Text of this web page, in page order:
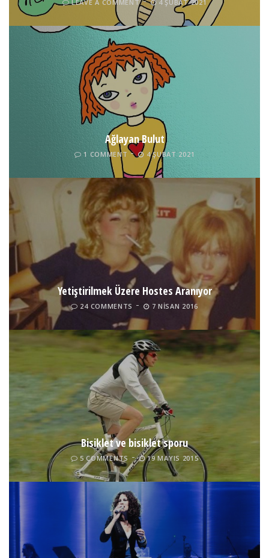
LEAVE A COMMENT 4 ŞUBAT 2021
Ağlayan Bulut
1 COMMENT 4 ŞUBAT 2021
Yetiştirilmek Üzere Hostes Aranıyor
24 COMMENTS 7 NISAN 2016
Bisiklet ve bisiklet sporu
5 COMMENTS 19 MAYIS 2015